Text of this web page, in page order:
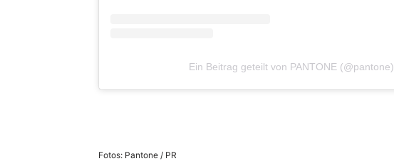
Ein Beitrag geteilt von PANTONE (@pantone)
Fotos: Pantone / PR